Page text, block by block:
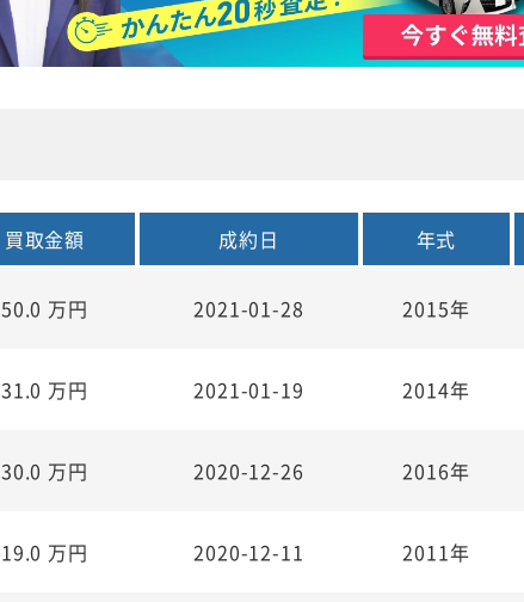
買取金額 成約日 年式
50.0 万円 2021-01-28 2015年
31.0 万円 2021-01-19 2014年
30.0 万円 2020-12-26 2016年
19.0 万円 2020-12-11 2011年